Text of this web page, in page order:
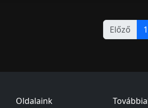
Előző 1
Oldalaink